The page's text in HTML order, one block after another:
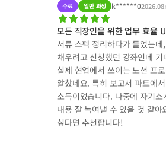
수료 일반 과정 k******0
모든 직장인을 위한 업무 효율
서류 스펙 정리하다가 들었는
채우려고 신청했던 강좌인데
실제 현업에서 쓰이는 노션 프
알찼네요. 특히 보고서 파트에
소득이었습니다. 나중에 자기
내용 잘 녹여낼 수 있을 것 같
싶다면 추천합니다!